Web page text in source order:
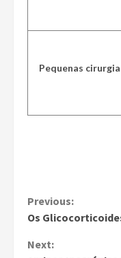
Pequenas
Continue
Previous:
Os
Next: